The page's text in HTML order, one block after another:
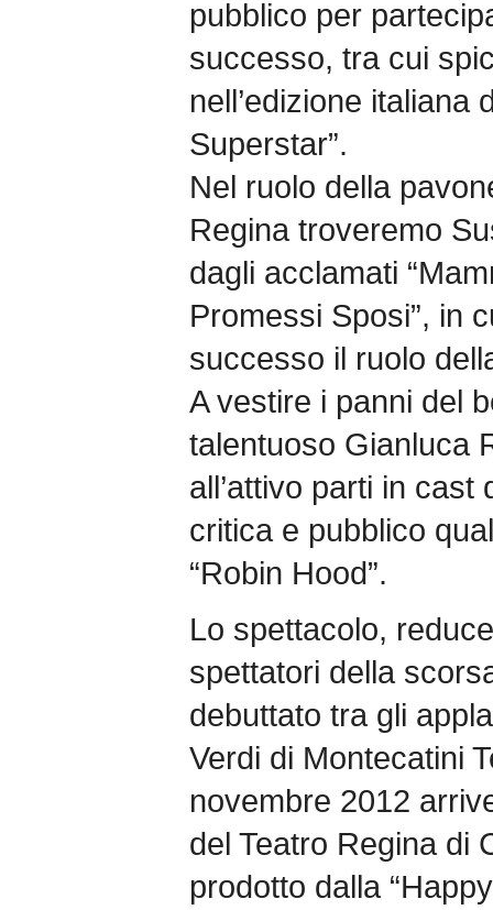
pubblico per
successo, tra cui
nell’edizione italiana
Superstar”.
Nel ruolo della
Regina troveremo
dagli acclamati
Promessi Sposi”, in
successo il ruolo
A vestire i panni del
talentuoso Gianluca
all’attivo parti in
critica e pubblico
“Robin Hood”.
Lo spettacolo,
spettatori della
debuttato tra gli
Verdi di Montecatini
novembre 2012
del Teatro Regina di
prodotto dalla